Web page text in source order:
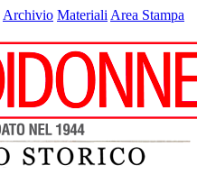
Archivio Materiali Area Stampa